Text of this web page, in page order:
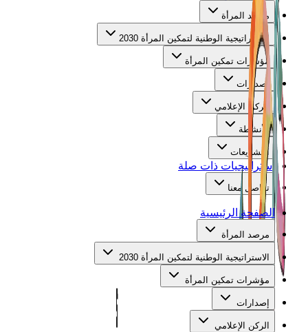
مرصد المرأة
الاستراتيجية الوطنية لتمكين المرأة 2030
مؤشرات تمكين المرأة
إصدارات
الركن الإعلامي
الأنشطة
التشريعات
استراتيجيات ذات صلة
تواصل معنا
الصفحة الرئيسية
مرصد المرأة
الاستراتيجية الوطنية لتمكين المرأة 2030
مؤشرات تمكين المرأة
إصدارات
الركن الإعلامي